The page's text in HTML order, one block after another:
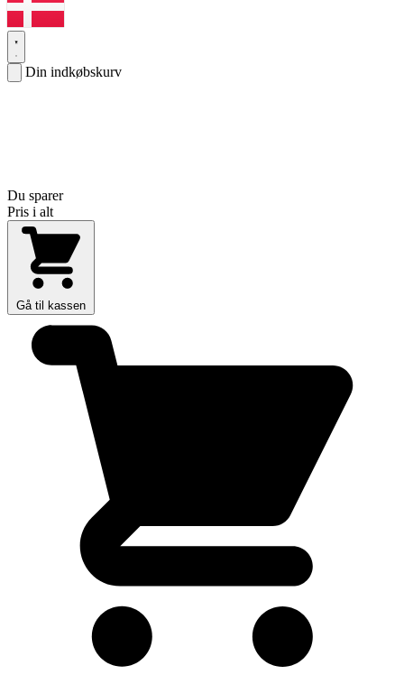
Din indkøbskurv
Du sparer
Pris i alt
Gå til kassen